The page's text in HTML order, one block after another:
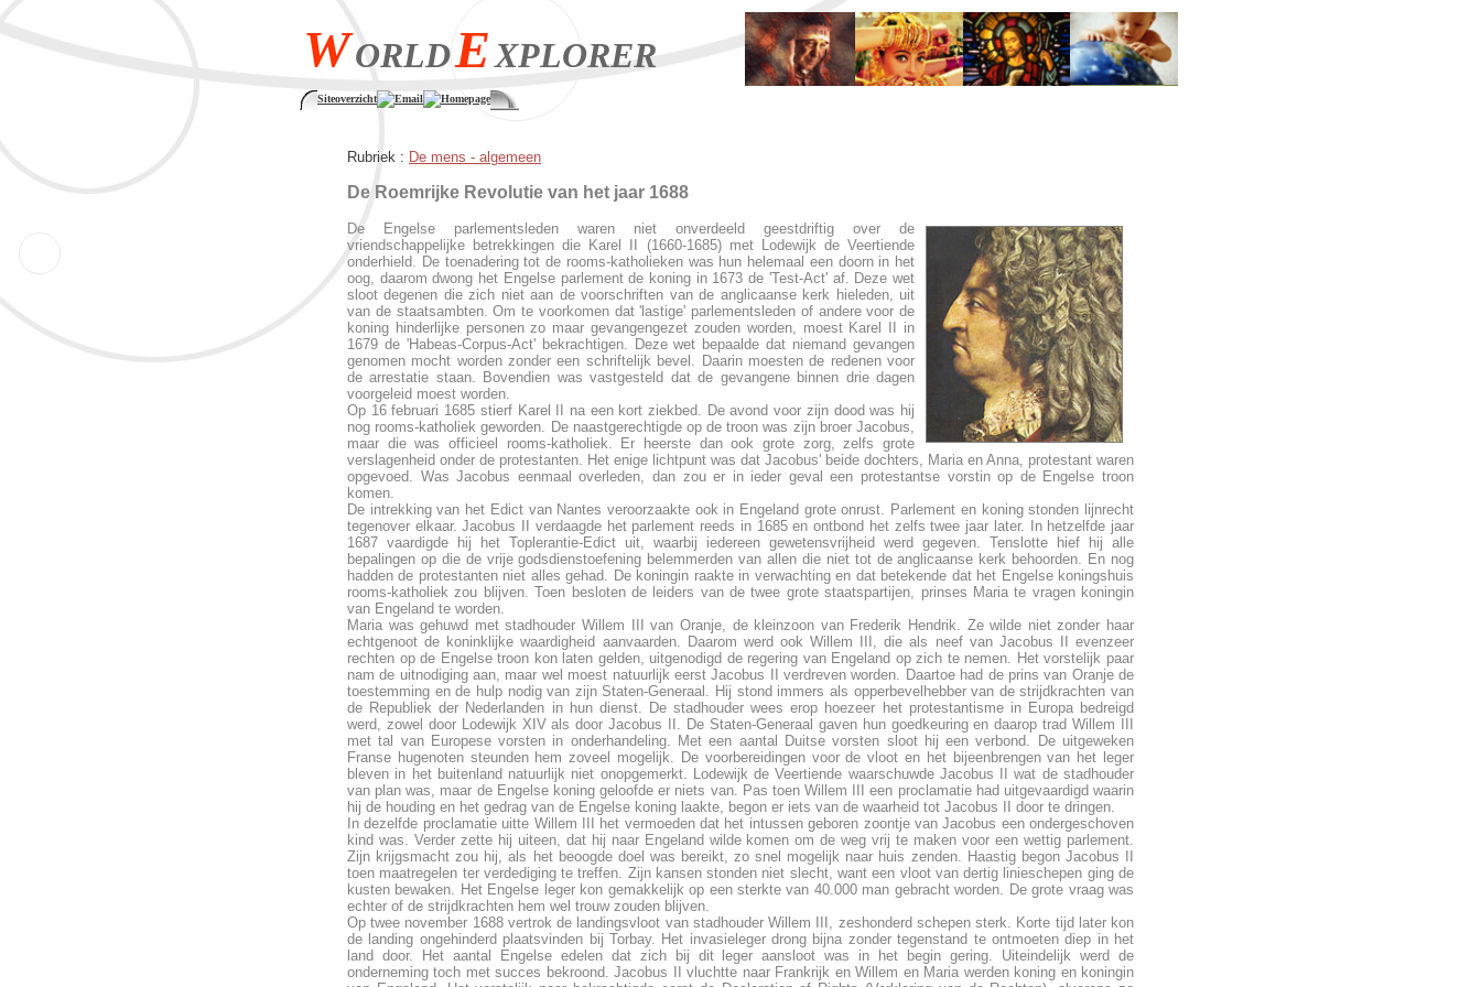
WORLDEXPLORER
Siteoverzicht Email Homepage
Rubriek : De mens - algemeen
De Roemrijke Revolutie van het jaar 1688
De Engelse parlementsleden waren niet onverdeeld geestdriftig over de
vriendschappelijke betrekkingen die Karel II (1660-1685) met Lodewijk de Veertiende
onderhield. De toenadering tot de rooms-katholieken was hun helemaal een doorn in het
oog, daarom dwong het Engelse parlement de koning in 1673 de 'Test-Act' af. Deze wet
sloot degenen die zich niet aan de voorschriften van de anglicaanse kerk hieleden, uit
van de staatsambten. Om te voorkomen dat 'lastige' parlementsleden of andere voor de
koning hinderlijke personen zo maar gevangengezet zouden worden, moest Karel II in
1679 de 'Habeas-Corpus-Act' bekrachtigen. Deze wet bepaalde dat niemand gevangen
genomen mocht worden zonder een schriftelijk bevel. Daarin moesten de redenen voor
de arrestatie staan. Bovendien was vastgesteld dat de gevangene binnen drie dagen
voorgeleid moest worden.
Op 16 februari 1685 stierf Karel II na een kort ziekbed. De avond voor zijn dood was hij
nog rooms-katholiek geworden. De naastgerechtigde op de troon was zijn broer Jacobus,
maar die was officieel rooms-katholiek. Er heerste dan ook grote zorg, zelfs grote
verslagenheid onder de protestanten. Het enige lichtpunt was dat Jacobus' beide dochters, Maria en Anna, protestant waren
opgevoed. Was Jacobus eenmaal overleden, dan zou er in ieder geval een protestantse vorstin op de Engelse troon
komen.
De intrekking van het Edict van Nantes veroorzaakte ook in Engeland grote onrust. Parlement en koning stonden lijnrecht
tegenover elkaar. Jacobus II verdaagde het parlement reeds in 1685 en ontbond het zelfs twee jaar later. In hetzelfde jaar
1687 vaardigde hij het Toplerantie-Edict uit, waarbij iedereen gewetensvrijheid werd gegeven. Tenslotte hief hij alle
bepalingen op die de vrije godsdienstoefening belemmerden van allen die niet tot de anglicaanse kerk behoorden. En nog
hadden de protestanten niet alles gehad. De koningin raakte in verwachting en dat betekende dat het Engelse koningshuis
rooms-katholiek zou blijven. Toen besloten de leiders van de twee grote staatspartijen, prinses Maria te vragen koningin
van Engeland te worden.
Maria was gehuwd met stadhouder Willem III van Oranje, de kleinzoon van Frederik Hendrik. Ze wilde niet zonder haar
echtgenoot de koninklijke waardigheid aanvaarden. Daarom werd ook Willem III, die als neef van Jacobus II evenzeer
rechten op de Engelse troon kon laten gelden, uitgenodigd de regering van Engeland op zich te nemen. Het vorstelijk paar
nam de uitnodiging aan, maar wel moest natuurlijk eerst Jacobus II verdreven worden. Daartoe had de prins van Oranje de
toestemming en de hulp nodig van zijn Staten-Generaal. Hij stond immers als opperbevelhebber van de strijdkrachten van
de Republiek der Nederlanden in hun dienst. De stadhouder wees erop hoezeer het protestantisme in Europa bedreigd
werd, zowel door Lodewijk XIV als door Jacobus II. De Staten-Generaal gaven hun goedkeuring en daarop trad Willem III
met tal van Europese vorsten in onderhandeling. Met een aantal Duitse vorsten sloot hij een verbond. De uitgeweken
Franse hugenoten steunden hem zoveel mogelijk. De voorbereidingen voor de vloot en het bijeenbrengen van het leger
bleven in het buitenland natuurlijk niet onopgemerkt. Lodewijk de Veertiende waarschuwde Jacobus II wat de stadhouder
van plan was, maar de Engelse koning geloofde er niets van. Pas toen Willem III een proclamatie had uitgevaardigd waarin
hij de houding en het gedrag van de Engelse koning laakte, begon er iets van de waarheid tot Jacobus II door te dringen.
In dezelfde proclamatie uitte Willem III het vermoeden dat het intussen geboren zoontje van Jacobus een ondergeschoven
kind was. Verder zette hij uiteen, dat hij naar Engeland wilde komen om de weg vrij te maken voor een wettig parlement.
Zijn krijgsmacht zou hij, als het beoogde doel was bereikt, zo snel mogelijk naar huis zenden. Haastig begon Jacobus II
toen maatregelen ter verdediging te treffen. Zijn kansen stonden niet slecht, want een vloot van dertig linieschepen ging de
kusten bewaken. Het Engelse leger kon gemakkelijk op een sterkte van 40.000 man gebracht worden. De grote vraag was
echter of de strijdkrachten hem wel trouw zouden blijven.
Op twee november 1688 vertrok de landingsvloot van stadhouder Willem III, zeshonderd schepen sterk. Korte tijd later kon
de landing ongehinderd plaatsvinden bij Torbay. Het invasieleger drong bijna zonder tegenstand te ontmoeten diep in het
land door. Het aantal Engelse edelen dat zich bij dit leger aansloot was in het begin gering. Uiteindelijk werd de
onderneming toch met succes bekroond. Jacobus II vluchtte naar Frankrijk en Willem en Maria werden koning en koningin